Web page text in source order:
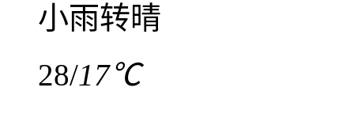
小雨转晴
28/17℃